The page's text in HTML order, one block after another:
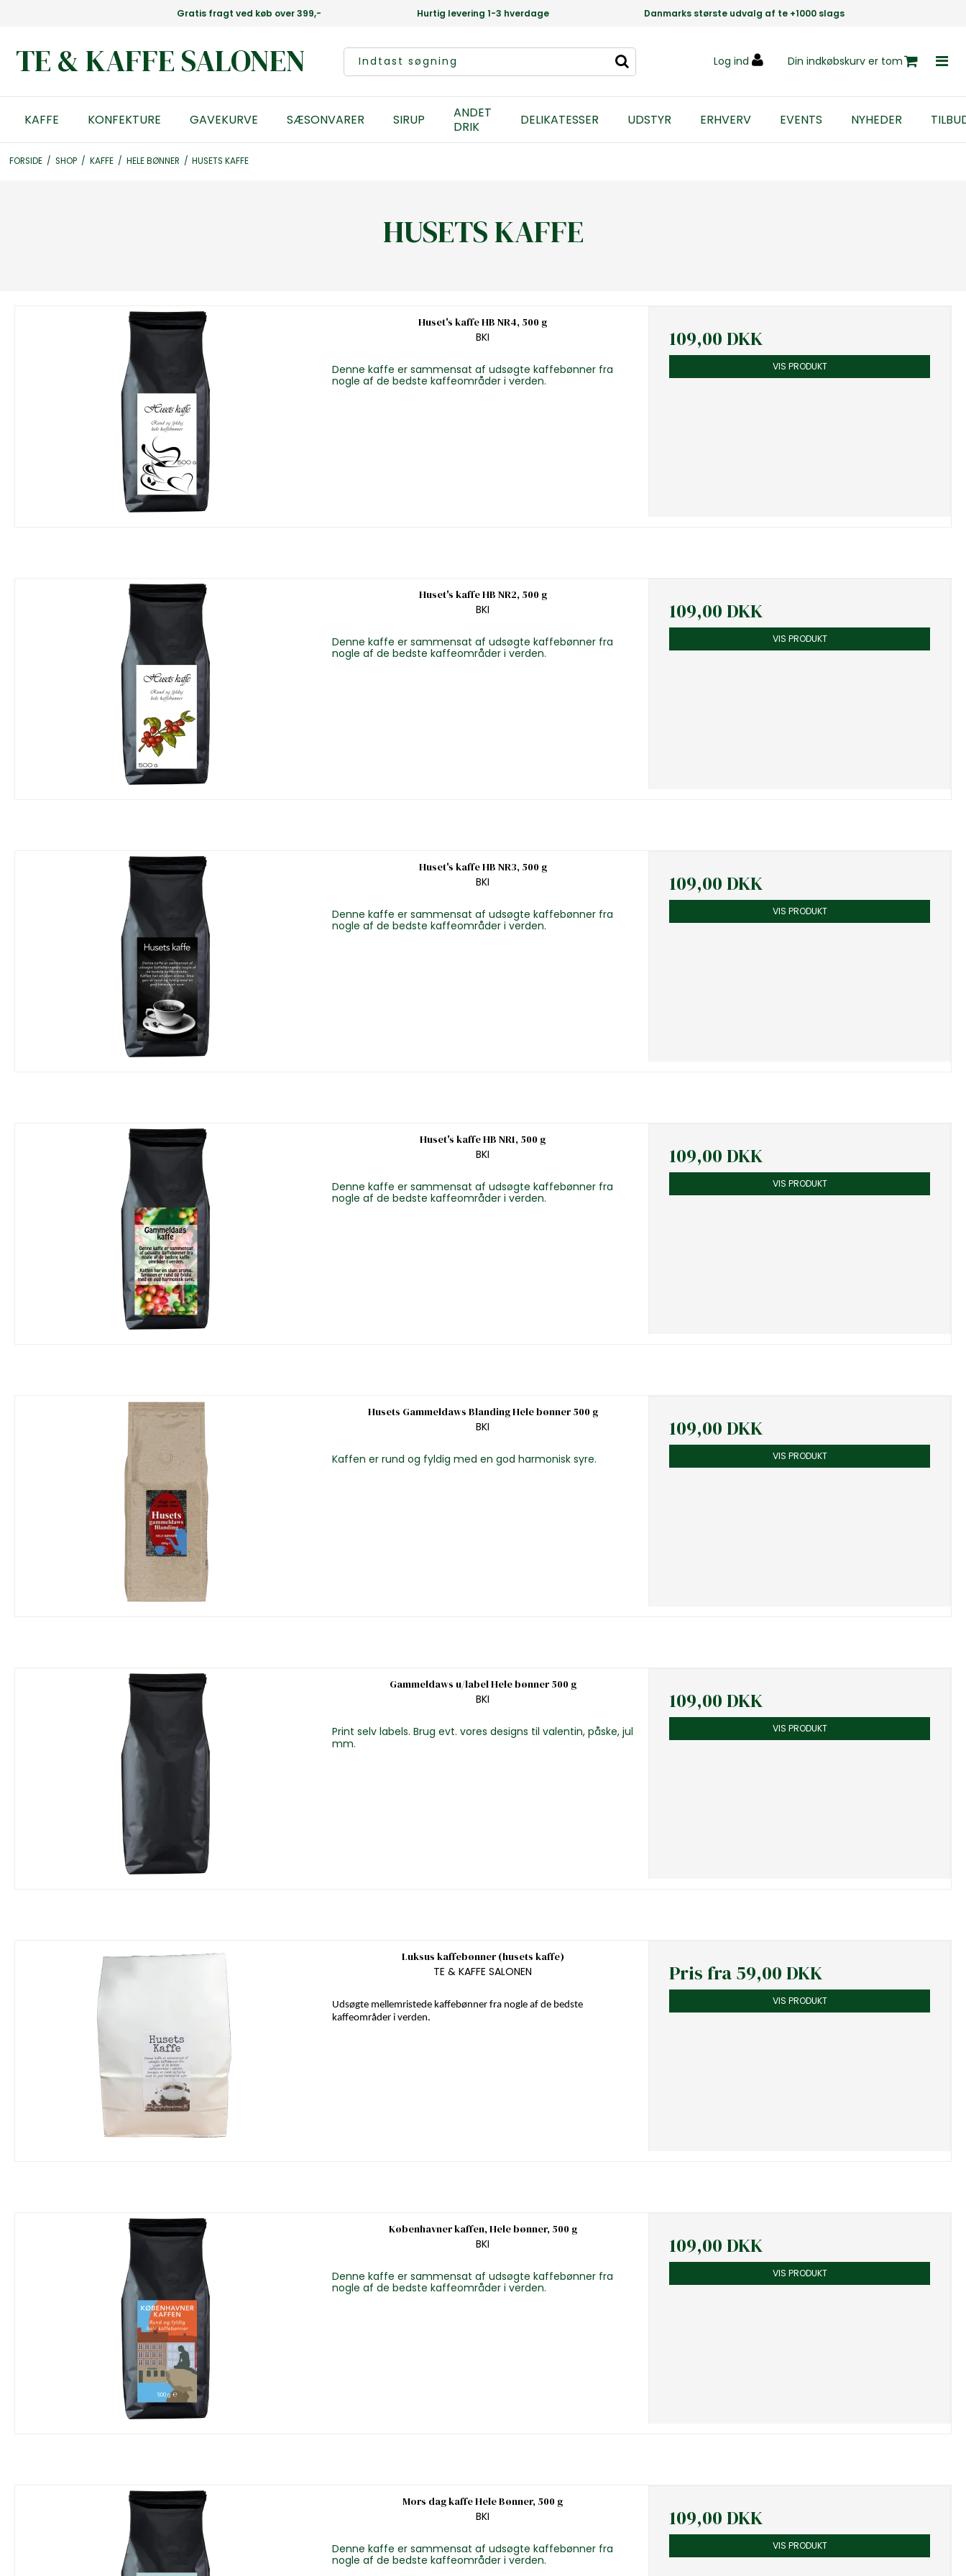
Gratis fragt ved køb over 399,- Hurtig levering 1-3 hverdage Danmarks største udvalg af te +1000 slags
TE & KAFFE SALONEN Log ind Din indkøbskurv er tom
KAFFE KONFEKTURE GAVEKURVE SÆSONVARER SIRUP
ANDET
DRIK
DELIKATESSER UDSTYR ERHVERV EVENTS NYHEDER
FORSIDE / SHOP / KAFFE / HELE BØNNER / HUSETS KAFFE
HUSETS KAFFE
Huset's kaffe HB NR4, 500 g
BKI
Denne kaffe er sammensat af udsøgte kaffebønner fra
nogle af de bedste kaffeområder i verden.
109,00 DKK
VIS PRODUKT
Huset's kaffe HB NR2, 500 g
BKI
Denne kaffe er sammensat af udsøgte kaffebønner fra
nogle af de bedste kaffeområder i verden.
109,00 DKK
VIS PRODUKT
Huset's kaffe HB NR3, 500 g
BKI
Denne kaffe er sammensat af udsøgte kaffebønner fra
nogle af de bedste kaffeområder i verden.
109,00 DKK
VIS PRODUKT
Huset's kaffe HB NR1, 500 g
BKI
Denne kaffe er sammensat af udsøgte kaffebønner fra
nogle af de bedste kaffeområder i verden.
109,00 DKK
VIS PRODUKT
Husets Gammeldaws Blanding Hele bønner 500 g
BKI
Kaffen er rund og fyldig med en god harmonisk syre.
109,00 DKK
VIS PRODUKT
Gammeldaws u/label Hele bønner 500 g
BKI
Print selv labels. Brug evt. vores designs til valentin, påske, jul
mm.
109,00 DKK
VIS PRODUKT
Luksus kaffebønner (husets kaffe)
TE & KAFFE SALONEN
Udsøgte mellemristede kaffebønner fra nogle af de bedste
kaffeområder i verden.
Pris fra59,00 DKK
VIS PRODUKT
Københavner kaffen, Hele bønner, 500 g
BKI
Denne kaffe er sammensat af udsøgte kaffebønner fra
nogle af de bedste kaffeområder i verden.
109,00 DKK
VIS PRODUKT
Mors dag kaffe Hele Bønner, 500 g
BKI
Denne kaffe er sammensat af udsøgte kaffebønner fra
nogle af de bedste kaffeområder i verden.
109,00 DKK
VIS PRODUKT